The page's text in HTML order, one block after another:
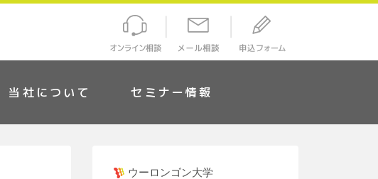
当社について セミナー情報
ウーロンゴン大学